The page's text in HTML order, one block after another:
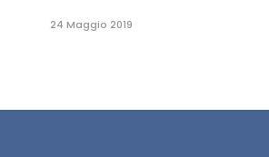
24 Maggio 2019